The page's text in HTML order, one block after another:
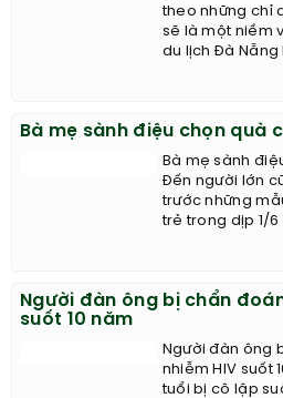
theo những chỉ
sẽ là một niềm
du lịch Đà
Bà mẹ sành điệu chọn quà
Bà mẹ sành
Đến người lớn
trước những
trẻ trong dịp 1/6
Người đàn ông bị chẩn
suốt 10 năm
Người đàn ông
nhiễm HIV suốt
tuổi bị cô lập